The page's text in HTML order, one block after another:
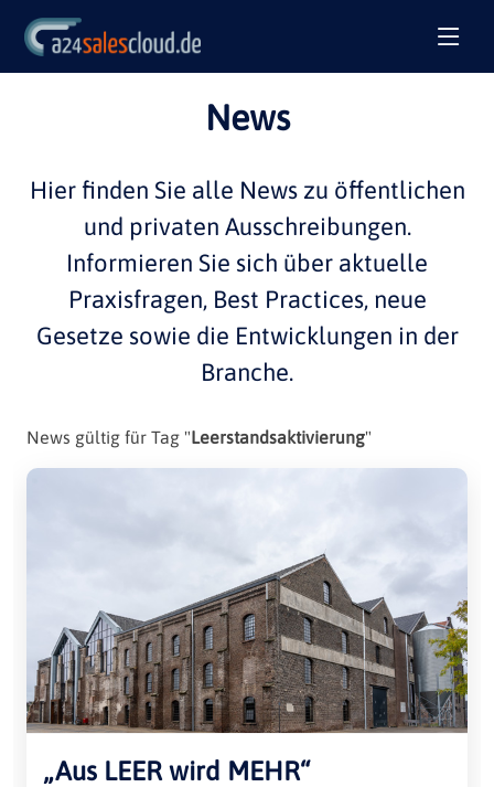
News
Hier finden Sie alle Newszu öffentlichen
und privaten Ausschreibungen.
Informieren Sie sich über aktuelle
Praxisfragen, Best Practices, neue
Gesetze sowie die Entwicklungen in der
Branche.
News gültig für Tag "Leerstandsaktivierung"
„Aus LEER wird MEHR“